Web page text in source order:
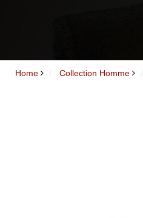
Home Collection Homme